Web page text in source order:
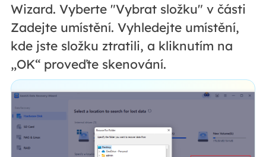
Wizard. Vyberte "Vybrat složku" v části
Zadejte umístění. Vyhledejte umístění,
kde jste složku ztratili, a kliknutím na
„OK“ proveďte skenování.